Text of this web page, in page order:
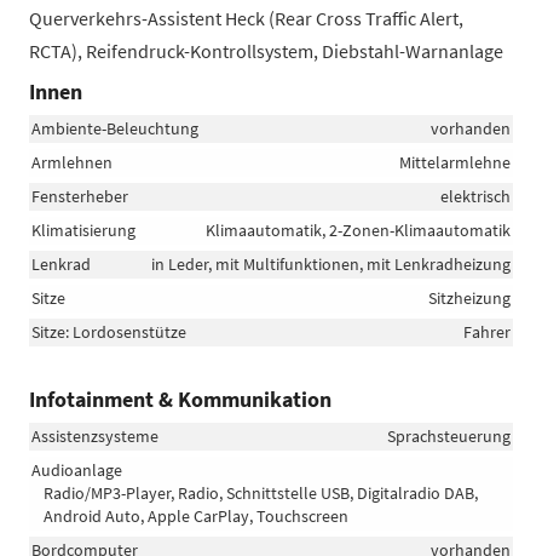
Querverkehrs-Assistent Heck (Rear Cross Traffic Alert,
RCTA), Reifendruck-Kontrollsystem, Diebstahl-Warnanlage
Innen
Ambiente-Beleuchtung
vorhanden
Armlehnen
Mittelarmlehne
Fensterheber
elektrisch
Klimatisierung
Klimaautomatik, 2-Zonen-Klimaautomatik
Lenkrad
in Leder, mit Multifunktionen, mit Lenkradheizung
Sitze
Sitzheizung
Sitze: Lordosenstütze
Fahrer
Infotainment & Kommunikation
Assistenzsysteme
Sprachsteuerung
Audioanlage
Radio/MP3-Player, Radio, Schnittstelle USB, Digitalradio DAB,
Android Auto, Apple CarPlay, Touchscreen
Bordcomputer
vorhanden